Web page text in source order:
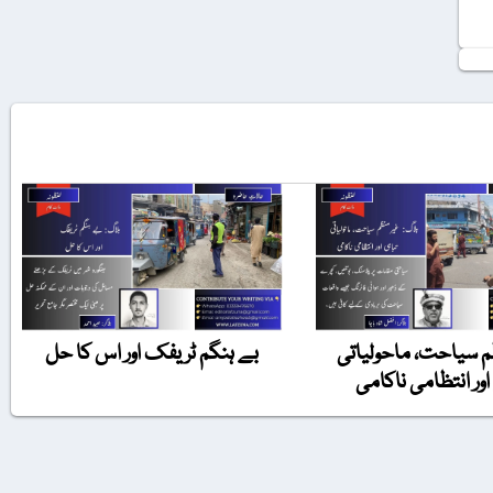
سیاحت، ماحولیاتی
انتظامی ناکامی
بے ہنگم ٹریفک اور اس کا حل